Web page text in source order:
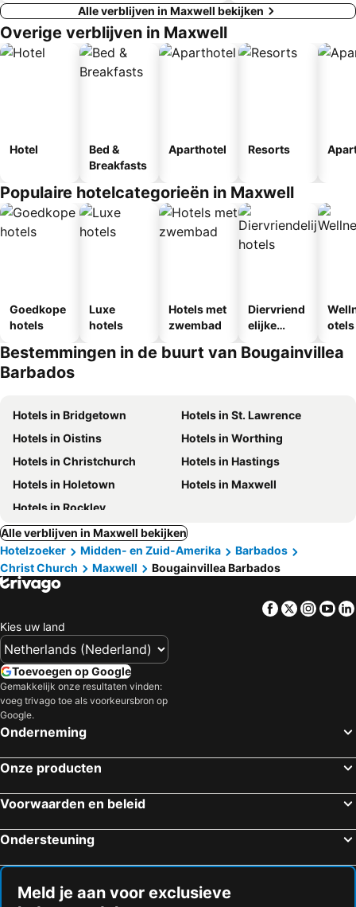
Alle verblijven in Maxwell bekijken
Overige verblijven in Maxwell
Hotel
Bed &
Breakfasts
Aparthotel Resorts
Populaire hotelcategorieën in Maxwell
Goedkope
hotels
Luxe
hotels
Hotels met
zwembad
Diervriend
elijke
otels
Bestemmingen in de buurt van Bougainvillea
Barbados
Hotels in Bridgetown
Hotels in St. Lawrence
Hotels in Oistins
Hotels in Worthing
Hotels in Christchurch
Hotels in Hastings
Hotels in Holetown
Hotels in Maxwell
Hotels in Rockley
Alle verblijven in Maxwell bekijken
Hotelzoeker
Midden- en Zuid-Amerika
Barbados
Christ Church
Maxwell Bougainvillea Barbados
Facebook
Twitter
Kies uw land
Toevoegen op Google
Gemakkelijk onze resultaten vinden:
voeg trivago toe als voorkeursbron op
Google.
Onderneming
Onze producten
Voorwaarden en beleid
Ondersteuning
Meld je aan voor exclusieve